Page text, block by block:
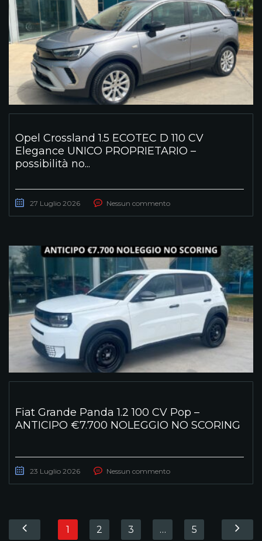
Opel Crossland 1.5 ECOTEC D 110 CV
Elegance UNICO PROPRIETARIO –
possibilità no...
27 Luglio 2026 Nessun commento
Fiat Grande Panda 1.2 100 CV Pop –
ANTICIPO €7.700 NOLEGGIO NO SCORING
23 Luglio 2026 Nessun commento
1 2 3 … 5